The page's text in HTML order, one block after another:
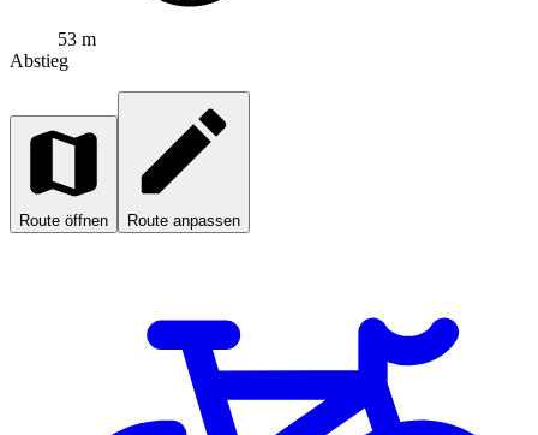
53 m
Abstieg
Route öffnen Route anpassen